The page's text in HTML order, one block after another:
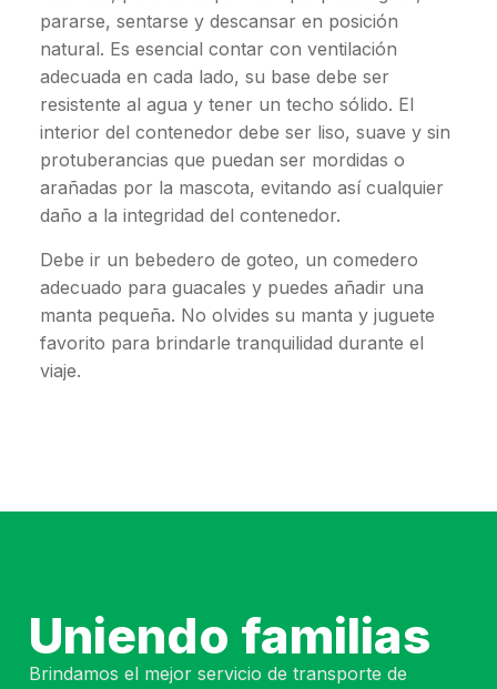
pararse, sentarse y descansar en posición
natural. Es esencial contar con ventilación
adecuada en cada lado, su base debe ser
resistente al agua y tener un techo sólido. El
interior del contenedor debe ser liso, suave y sin
protuberancias que puedan ser mordidas o
arañadas por la mascota, evitando así cualquier
daño a la integridad del contenedor.
Debe ir un bebedero de goteo, un comedero
adecuado para guacales y puedes añadir una
manta pequeña. No olvides su manta y juguete
favorito para brindarle tranquilidad durante el
viaje.
Uniendo familias
Brindamos el mejor servicio de transporte de